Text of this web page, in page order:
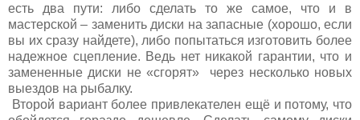
есть два пути: либо сделать то же самое, что и в
мастерской – заменить диски на запасные (хорошо, если
вы их сразу найдете), либо попытаться изготовить более
надежное сцепление. Ведь нет никакой гарантии, что и
замененные диски не «сгорят» через несколько новых
выездов на рыбалку.
Второй вариант более привлекателен ещё и потому, что